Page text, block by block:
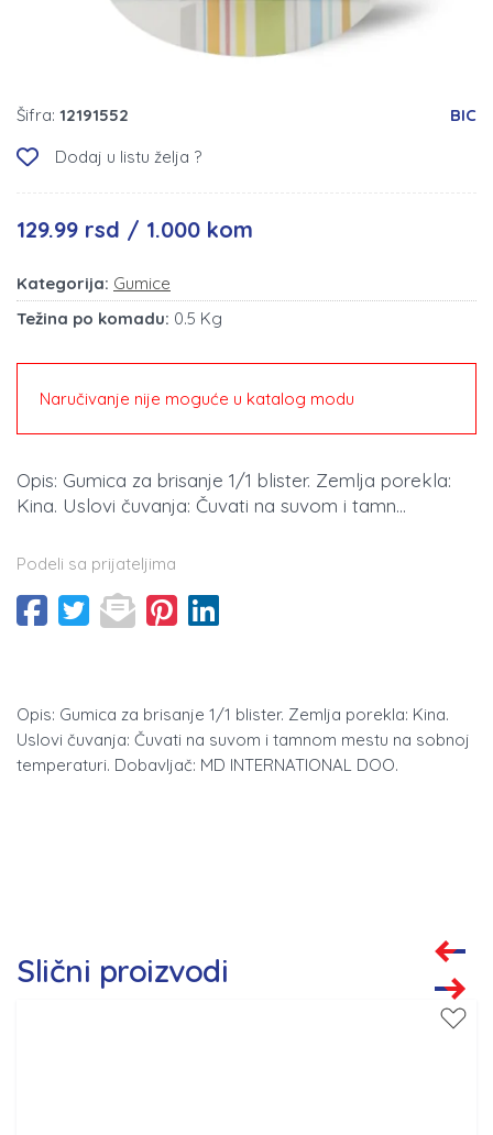
Šifra: 12191552
Dodaj u listu želja ?
BIC
129.99 rsd / 1.000 kom
Kategorija: Gumice
Težina po komadu: 0.5 Kg
Naručivanje nije moguće u katalog modu
Opis: Gumica za brisanje 1/1 blister. Zemlja porekla:
Kina. Uslovi čuvanja: Čuvati na suvom i tamn...
Podeli sa prijateljima
Opis: Gumica za brisanje 1/1 blister. Zemlja porekla: Kina.
Uslovi čuvanja: Čuvati na suvom i tamnom mestu na sobnoj
temperaturi. Dobavljač: MD INTERNATIONAL DOO.
Slični proizvodi